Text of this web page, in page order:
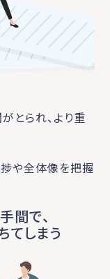
とられ、より重
や全体像を把握
間で、
てしまう